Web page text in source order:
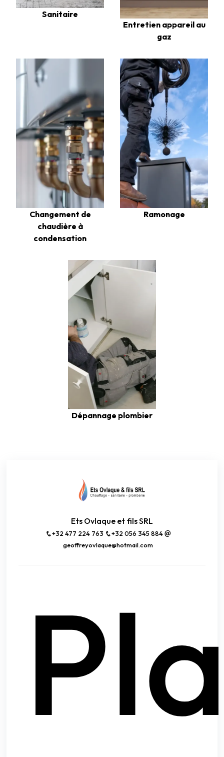
Sanitaire
Entretien appareil au
gaz
Changement de
chaudière à
condensation
Ramonage
Dépannage plombier
Ets Ovlaque et fils SRL
+32 477 224 763
+32 056 345 884
geoffreyovlaque@hotmail.com